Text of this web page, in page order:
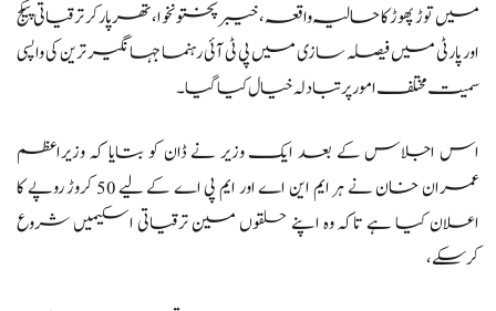
میں توڑ پھوڑ کا حالیہ واقعہ، خیبرپختونخوا، تھرپارکر ترقیاتی پیکج
اور پارٹی میں فیصلہ سازی میں پی ٹی آئی رہنما جہانگیر ترین کی واپسی
سمیت مختلف امور پر تبادلہ خیال کیا گیا۔
اس اجلاس کے بعد ایک وزیر نے ڈان کو بتایا کہ وزیراعظم
عمران خان نے ہر ایم این اے اور ایم پی اے کے لیے 50 کروڑ روپے کا
اعلان کیا ہے تاکہ وہ اپنے حلقوں مین ترقیاتی اسکیمیں شروع
کرسکے،